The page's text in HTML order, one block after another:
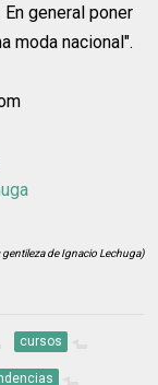
general poner
moda nacional".
gentileza de Ignacio Lechuga)
cursos